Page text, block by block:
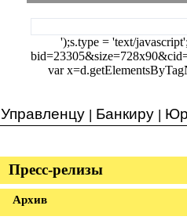
');s.type = 'text/
var
Управленцу | Банкиру |
Пресс-релизы
Архив